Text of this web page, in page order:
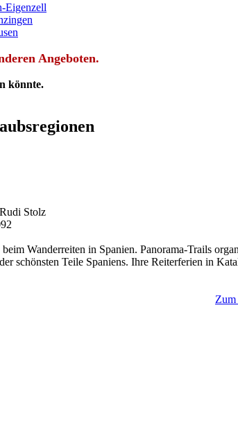
Eigenzell
Angeboten.
könnte.
Stolz
Wanderreiten in Spanien. Panorama-Trails
schönsten Teile Spaniens. Ihre Reiterferien in
Zum